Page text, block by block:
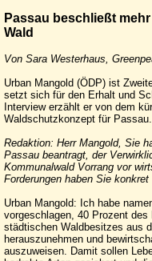
Passau beschließt
Wald
Von Sara Westerhaus,
Urban Mangold (ÖDP) ist
setzt sich für den Erhalt und
Interview erzählt er von dem
Waldschutzkonzept für Passau.
Redaktion: Herr Mangold, Sie
Passau beantragt, der
Kommunalwald Vorrang vor
Forderungen haben Sie
Urban Mangold: Ich habe
vorgeschlagen, 40 Prozent
städtischen Waldbesitzes aus
herauszunehmen und
auszuweisen. Damit sollen